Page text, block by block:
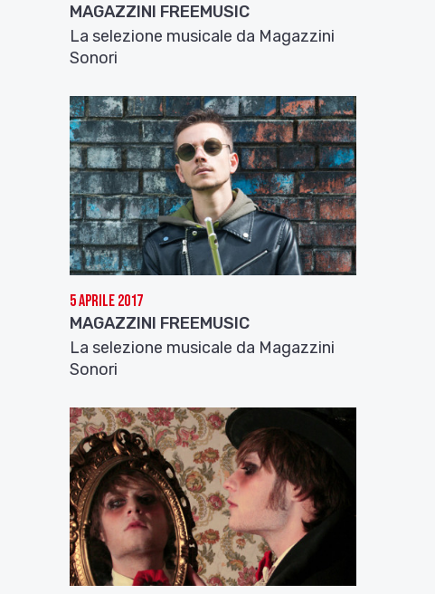
MAGAZZINI FREEMUSIC
La selezione musicale da Magazzini
Sonori
5 Aprile 2017
MAGAZZINI FREEMUSIC
La selezione musicale da Magazzini
Sonori